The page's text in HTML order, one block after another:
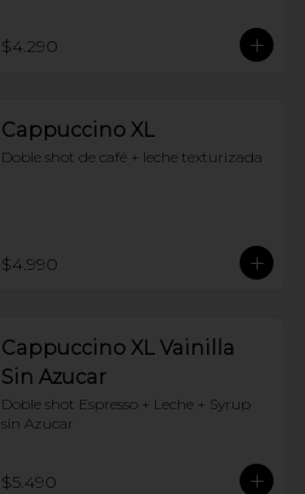
$4.290
Cappuccino XL
Doble shot de café + leche texturizada
$4.990
Cappuccino XL Vainilla
Sin Azucar
Doble shot Espresso + Leche + Syrup
sin Azucar
$5.490